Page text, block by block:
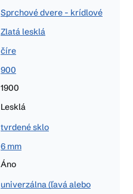
Sprchové dvere - krídlové
Zlatá lesklá
číre
900
1900
Lesklá
tvrdené sklo
6 mm
Áno
univerzálna (ľavá alebo